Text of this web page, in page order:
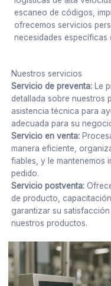
escaneo de códigos,
ofrecemos servicios
necesidades específicas
Nuestros servicios
Servicio de preventa: Le
detallada sobre nuestros
asistencia técnica para
adecuada para su
Servicio en venta:
manera eficiente,
fiables, y le mantenemos
pedido.
Servicio postventa:
de producto,
garantizar su
nuestros productos.